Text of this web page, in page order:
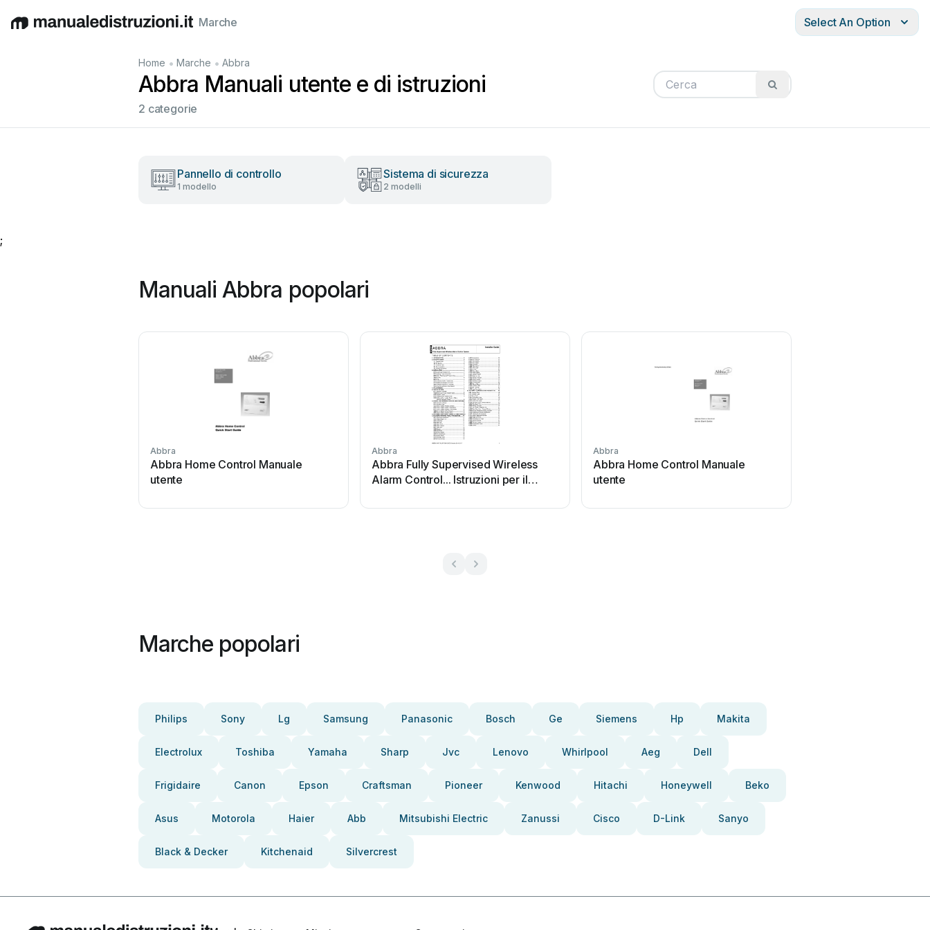
EnglishDeutschEspañol Italiano Français
Marche Select An Option
Home • Marche • Abbra
Abbra Manuali utente e di istruzioni
2 categorie
Pannello di controllo
1 modello
Sistema di sicurezza
2 modelli
;
Manuali Abbra popolari
Abbra
Abbra Home Control Manuale
utente
Abbra
Abbra Fully Supervised Wireless
Alarm Control... Istruzioni per il
Abbra
Abbra Home Control Manuale
utente
Marche popolari
Philips Sony Lg Samsung Panasonic Bosch Ge Siemens Hp Makita
Electrolux Toshiba Yamaha Sharp Jvc Lenovo Whirlpool Aeg Dell
Frigidaire Canon Epson Craftsman Pioneer Kenwood Hitachi Honeywell Beko
Asus Motorola Haier Abb Mitsubishi Electric Zanussi Cisco D-Link Sanyo
Black & Decker Kitchenaid Silvercrest